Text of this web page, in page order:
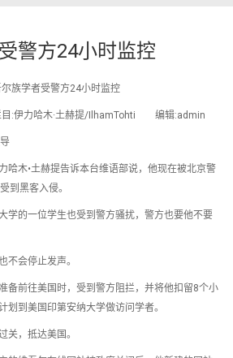
警方24小时监控
族学者受警方24小时监控
伊力哈木·土赫提/IlhamTohti 编辑:admin
哈木•土赫提告诉本台维语部说，他现在被北京警
到黑客入侵。
学的一位学生也受到警方骚扰，警方也要他不要
不会停止发声。
备前往美国时，受到警方阻拦，并将他扣留8个小
划到美国印第安纳大学做访问学者。
关，抵达美国。